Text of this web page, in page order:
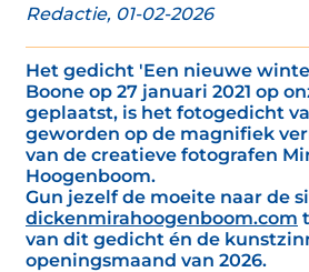
Redactie, 01-02-2026
Het gedicht 'Een nieuwe
Boone op 27 januari 2021 op
geplaatst, is het fotogedicht
geworden op de magnifiek
van de creatieve fotografen
Hoogenboom.
Gun jezelf de moeite naar de
dickenmirahoogenboom.com
van dit gedicht én de
openingsmaand van 2026.